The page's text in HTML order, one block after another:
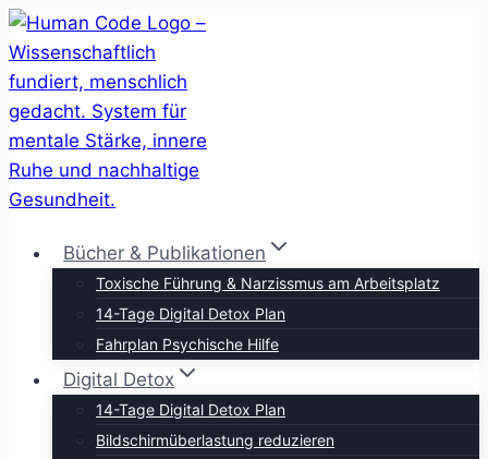
Zum
Inhalt
springen
Bücher & Publikationen
Toxische Führung & Narzissmus am Arbeitsplatz
14-Tage Digital Detox Plan
Fahrplan Psychische Hilfe
Digital Detox
14-Tage Digital Detox Plan
Bildschirmüberlastung reduzieren